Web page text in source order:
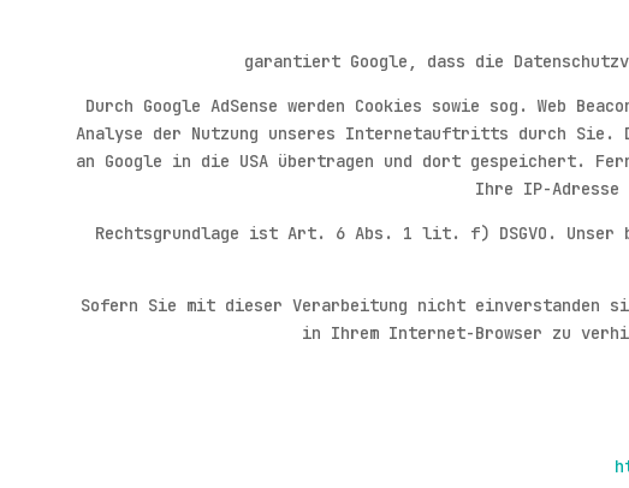
garantiert Google, dass die
Durch Google AdSense werden Cookies sowie sog. Web
Analyse der Nutzung unseres Internetauftritts durch Sie.
an Google in die USA übertragen und dort gespeichert.
Ihre IP-Adresse
Rechtsgrundlage ist Art. 6 Abs. 1 lit. f) DSGVO.
Sofern Sie mit dieser Verarbeitung nicht einverstanden
in Ihrem Internet-Browser zu